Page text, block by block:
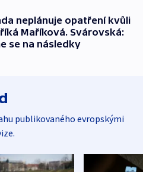
neplánuje opatření kvůli
Maříková. Svárovská:
se na následky
publikovaného evropskými